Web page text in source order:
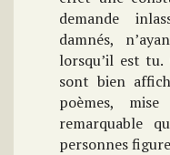
demande
damnés,
lorsqu’il est tu.
sont bien
poèmes,
remarquable
personnes